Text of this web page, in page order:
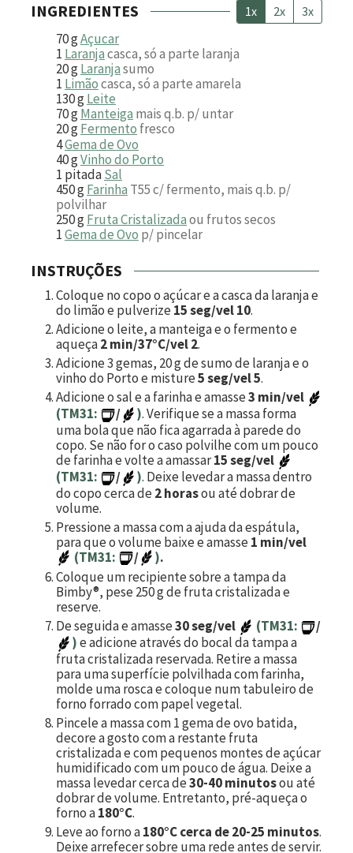
INGREDIENTES 1x 2x 3x
70gAçucar
1 Laranjacasca, só a parte laranja
20gLaranjasumo
1 Limãocasca, só a parte amarela
130gLeite
70gManteiga mais q.b. p/ untar
20gFermento fresco
4Gema de Ovo
40gVinho do Porto
1 pitadaSal
450gFarinha T55 c/ fermento, mais q.b. p/
polvilhar
250gFruta Cristalizadaou frutos secos
1Gema de Ovo p/ pincelar
INSTRUÇÕES
Coloque no copo o açúcar e a casca da laranja e
do limão e pulverize15 seg/vel 10.
Adicione o leite, a manteiga e o fermento e
aqueça2 min/37°C/vel 2.
Adicione3gemas, 20g de sumo de laranja e o
vinho do Porto e misture5 seg/vel 5.
Adicione o sal e a farinha e amasse3 min/vel
(TM31:
/ ). Verifique se a massa forma
uma bola que não fica agarrada à parede do
copo. Se não for o caso polvilhe com um pouco
de farinha e volte a amassar15 seg/vel
(TM31:
/ ). Deixe levedar a massa dentro
do copo cerca de2 horasou até dobrar de
volume.
Pressione a massa com a ajuda da espátula,
para que o volume baixe e amasse1 min/vel
(TM31:
/ ).
Coloque um recipiente sobre a tampa da
Bimby®, pese250g de fruta cristalizada e
reserve.
De seguida e amasse30 seg/vel (TM31:
/
)e adicione através do bocal da tampa a
fruta cristalizada reservada. Retire a massa
para uma superfície polvilhada com farinha,
molde uma rosca e coloque num tabuleiro de
forno forrado com papel vegetal.
Pincele a massa com1gema de ovo batida,
decore a gosto com a restante fruta
cristalizada e com pequenos montes de açúcar
humidificado com um pouco de água. Deixe a
massa levedar cerca de30-40 minutosou até
dobrar de volume. Entretanto, pré-aqueça o
forno a180°C.
Leve ao forno a180°C cerca de 20-25 minutos.
Deixe arrefecer sobre uma rede antes de servir.